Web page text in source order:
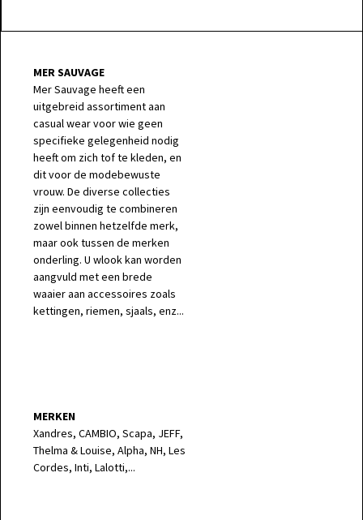
MER SAUVAGE
Mer Sauvage heeft een
uitgebreid assortiment aan
casual wear voor wie geen
specifieke gelegenheid nodig
heeft om zich tof te kleden, en
dit voor de modebewuste
vrouw. De diverse collecties
zijn eenvoudig te combineren
zowel binnen hetzelfde merk,
maar ook tussen de merken
onderling. U wlook kan worden
aangvuld met een brede
waaier aan accessoires zoals
kettingen, riemen, sjaals, enz...
MERKEN
Xandres, CAMBIO, Scapa, JEFF,
Thelma & Louise, Alpha, NH, Les
Cordes, Inti, Lalotti,...